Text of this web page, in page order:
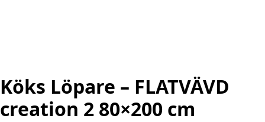
Köks Löpare – FLATVÄVD
creation 2 80×200 cm